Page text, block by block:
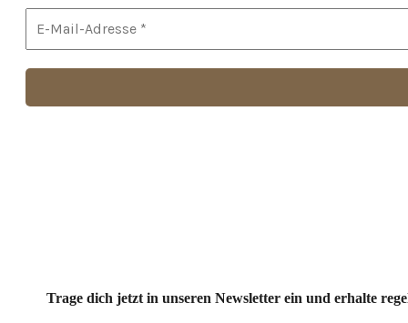
Trage dich jetzt in unseren Newsletter ein und erhalte